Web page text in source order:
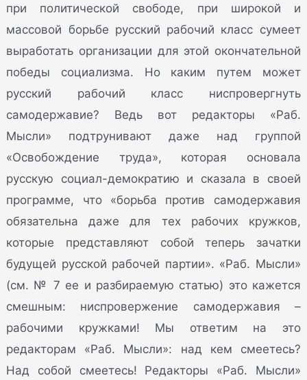
при политической свободе, при широкой и
массовой борьбе русский рабочий класс сумеет
выработать организации для этой окончательной
победы социализма. Но каким путем может
русский рабочий класс ниспровергнуть
самодержавие? Ведь вот редакторы «Раб.
Мысли» подтрунивают даже над группой
«Освобождение труда», которая основала
русскую социал-демократию и сказала в своей
программе, что «борьба против самодержавия
обязательна даже для тех рабочих кружков,
которые представляют собой теперь зачатки
будущей русской рабочей партии». «Раб. Мысли»
(см. № 7 ее и разбираемую статью) это кажется
смешным: ниспровержение самодержавия –
рабочими кружками! Мы ответим на это
редакторам «Раб. Мысли»: над кем смеетесь?
Над собой смеетесь! Редакторы «Раб. Мысли»